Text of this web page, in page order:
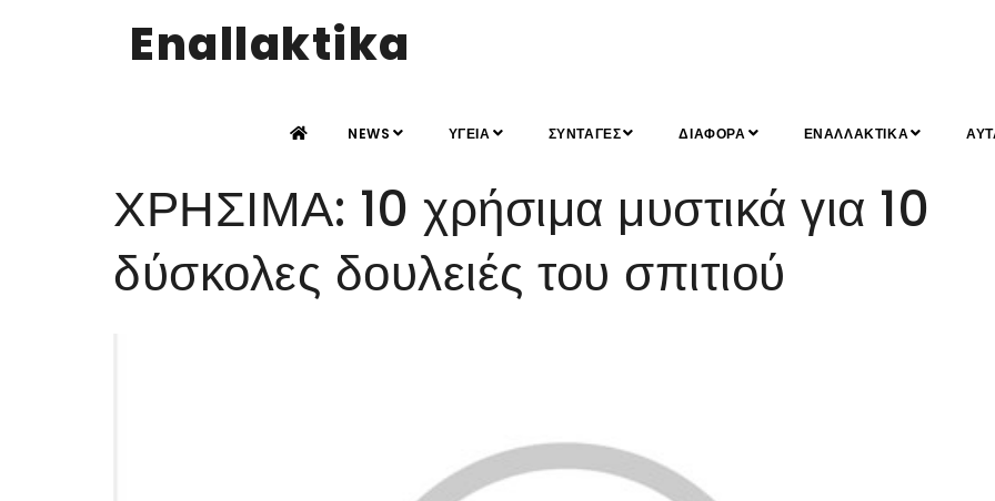
Enallaktika
NEWS ΥΓΕΙΑ ΣΥΝΤΑΓΕΣ ΔΙΑΦΟΡΑ ΕΝΑΛΛΑΚΤΙΚΑ
ΧΡΗΣΙΜΑ: 10 χρήσιμα μυστικά για 10
δύσκολες δουλειές του σπιτιού